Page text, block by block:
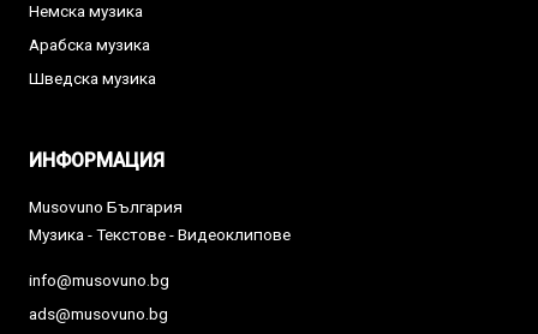
Немска музика
Арабска музика
Шведска музика
ИНФОРМАЦИЯ
Musovuno България
Музика - Текстове - Видеоклипове
info@musovuno.bg
ads@musovuno.bg